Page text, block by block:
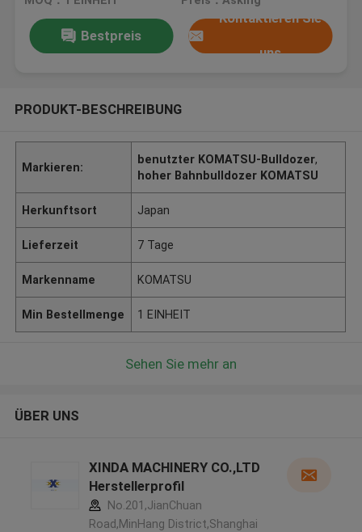
Bestpreis
Kontaktieren Sie
uns
PRODUKT-BESCHREIBUNG
Markieren:
benutzter KOMATSU-Bulldozer,
hoher Bahnbulldozer KOMATSU
Herkunftsort Japan
Lieferzeit 7 Tage
Markenname KOMATSU
Min Bestellmenge 1 EINHEIT
Sehen Sie mehr an
ÜBER UNS
XINDA MACHINERY CO.,LTD
Herstellerprofil
No.201,JianChuan
Road,MinHang District,Shanghai